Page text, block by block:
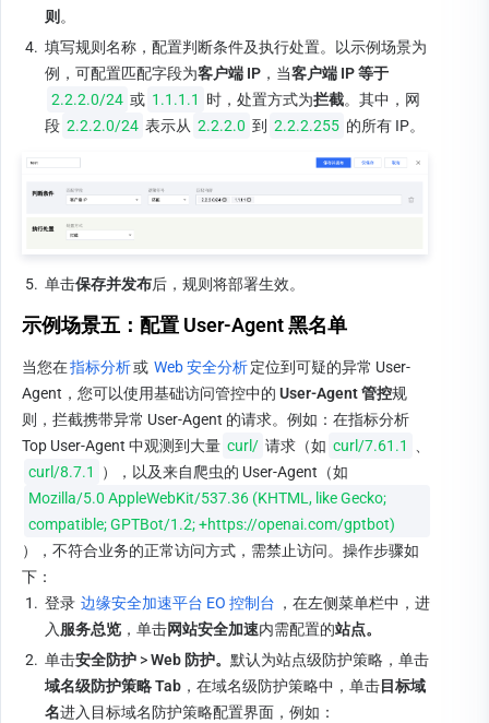
则。
4. 填写规则名称，配置判断条件及执行处置。以示例场景为
例，可配置匹配字段为客户端 IP ，当客户端 IP 等于
2.2.2.0/24 或 1.1.1.1 时，处置方式为拦截。其中，网
段 2.2.2.0/24 表示从 2.2.2.0 到 2.2.2.255 的所有 IP。
5. 单击保存并发布后，规则将部署生效。
示例场景五：配置 User-Agent 黑名单
当您在指标分析或 Web 安全分析定位到可疑的异常 User-
Agent，您可以使用基础访问管控中的 User-Agent 管控规
则，拦截携带异常 User-Agent 的请求。例如：在指标分析
Top User-Agent 中观测到大量 curl/ 请求（如 curl/7.61.1
curl/8.7.1
），以及来自爬虫的 User-Agent（如
Mozilla/5.0 AppleWebKit/537.36 (KHTML, like Gecko;
compatible; GPTBot/1.2; +https://openai.com/gptbot)
），不符合业务的正常访问方式，需禁止访问。操作步骤如
下：
1. 登录 边缘安全加速平台 EO 控制台 ，在左侧菜单栏中，进
入 服务总览 ，单击网站安全加速内需配置的站点。
2. 单击安全防护 > Web 防护。 默认为站点级防护策略，单击
域名级防护策略 Tab ，在域名级防护策略中，单击目标域
名进入目标域名防护策略配置界面，例如：